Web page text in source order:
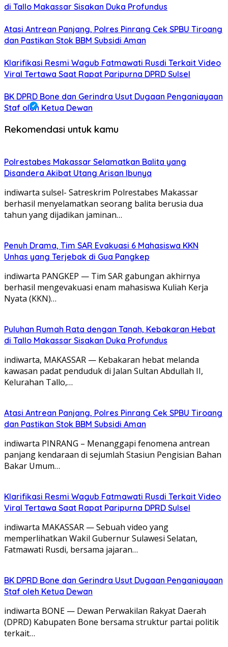
di Tallo Makassar Sisakan Duka Profundus
Atasi Antrean Panjang, Polres Pinrang Cek SPBU Tiroang
dan Pastikan Stok BBM Subsidi Aman
Klarifikasi Resmi Wagub Fatmawati Rusdi Terkait Video
Viral Tertawa Saat Rapat Paripurna DPRD Sulsel
BK DPRD Bone dan Gerindra Usut Dugaan Penganiayaan
Staf oleh Ketua Dewan
Rekomendasi untuk kamu
Polrestabes Makassar Selamatkan Balita yang
Disandera Akibat Utang Arisan Ibunya
indiwarta sulsel- Satreskrim Polrestabes Makassar
berhasil menyelamatkan seorang balita berusia dua
tahun yang dijadikan jaminan…
Penuh Drama, Tim SAR Evakuasi 6 Mahasiswa KKN
Unhas yang Terjebak di Gua Pangkep
indiwarta PANGKEP — Tim SAR gabungan akhirnya
berhasil mengevakuasi enam mahasiswa Kuliah Kerja
Nyata (KKN)…
Puluhan Rumah Rata dengan Tanah, Kebakaran Hebat
di Tallo Makassar Sisakan Duka Profundus
indiwarta, MAKASSAR — Kebakaran hebat melanda
kawasan padat penduduk di Jalan Sultan Abdullah II,
Kelurahan Tallo,…
Atasi Antrean Panjang, Polres Pinrang Cek SPBU Tiroang
dan Pastikan Stok BBM Subsidi Aman
‎indiwarta ​PINRANG – Menanggapi fenomena antrean
panjang kendaraan di sejumlah Stasiun Pengisian Bahan
Bakar Umum…
Klarifikasi Resmi Wagub Fatmawati Rusdi Terkait Video
Viral Tertawa Saat Rapat Paripurna DPRD Sulsel
indiwarta MAKASSAR — Sebuah video yang
memperlihatkan Wakil Gubernur Sulawesi Selatan,
Fatmawati Rusdi, bersama jajaran…
BK DPRD Bone dan Gerindra Usut Dugaan Penganiayaan
Staf oleh Ketua Dewan
indiwarta BONE — Dewan Perwakilan Rakyat Daerah
(DPRD) Kabupaten Bone bersama struktur partai politik
terkait…